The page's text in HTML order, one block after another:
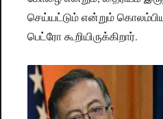
செய்யட்டும் என்றும்
பெட்ரோ கூறியிருக்கிறார்.